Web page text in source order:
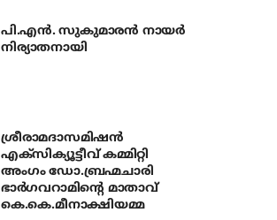
പി.എന്‍. സുകുമാരന്‍ നായര്‍
നിര്യാതനായി
ശ്രീരാമദാസമിഷന്‍
എക്‌സിക്യൂട്ടീവ് കമ്മിറ്റി
അംഗം ഡോ.ബ്രഹ്മചാരി
ഭാര്‍ഗവറാമിന്റെ മാതാവ്
കെ.കെ.മീനാക്ഷിയമ്മ